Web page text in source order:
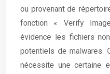
ou provenant de
fonction « Verify
évidence les fichiers
potentiels de malwares.
nécessite une certaine